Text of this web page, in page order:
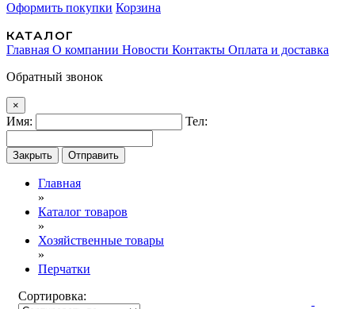
Оформить покупки Корзина
КАТАЛОГ
Главная О компании Новости Контакты Оплата и доставка
Обратный звонок
×
Имя: Тел:
Закрыть Отправить
Главная
»
Каталог товаров
»
Хозяйственные товары
»
Перчатки
Сортировка: